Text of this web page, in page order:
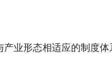
业形态相适应的制度体